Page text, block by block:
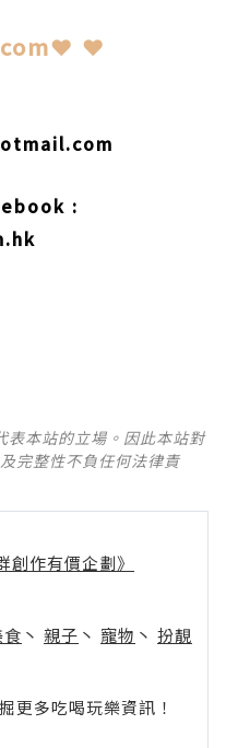
❤ ❤
:
表本站的立場。因此本站對
完整性不負任何法律責
創作有價企劃》
丶 親子 丶 寵物 丶 扮靚
多吃喝玩樂資訊！